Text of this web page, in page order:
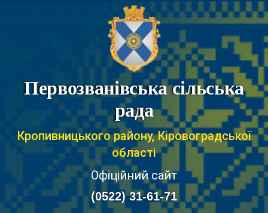
Первозванівська сільська
рада
Кропивницького району, Кіровоградської
області
Офіційний сайт
(0522) 31-61-71